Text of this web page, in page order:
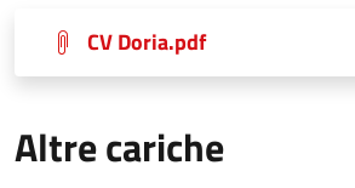
CV Doria.pdf
Altre cariche